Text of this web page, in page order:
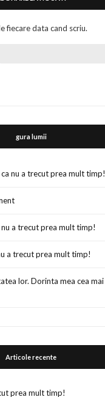
fiecare data cand scriu.
gura lumii
ca nu a trecut prea mult timp!
nu a trecut prea mult timp!
a trecut prea mult timp!
lor. Dorinta mea cea mai
Articole recente
prea mult timp!